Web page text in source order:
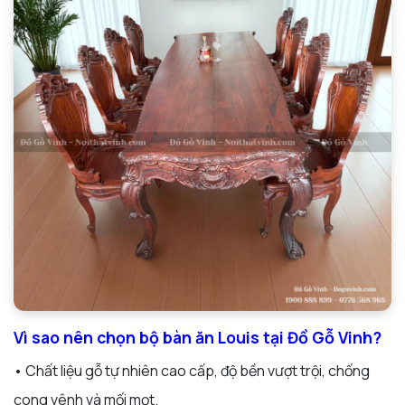
Vì sao nên chọn bộ bàn ăn Louis tại Đồ Gỗ Vinh?
• Chất liệu gỗ tự nhiên cao cấp, độ bền vượt trội, chống
cong vênh và mối mọt.